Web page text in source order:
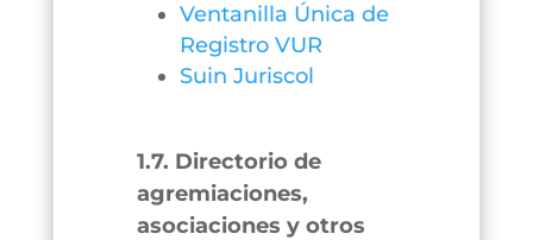
Ventanilla Única de
Registro VUR
Suin Juriscol
1.7. Directorio de
agremiaciones,
asociaciones y otros